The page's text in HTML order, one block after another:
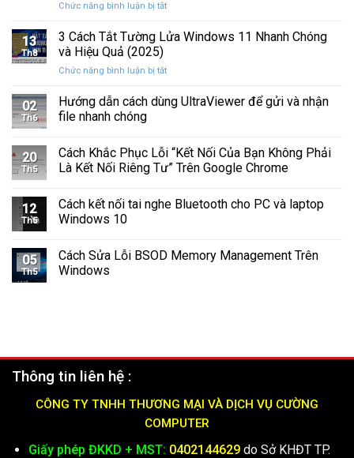
Cứng
Hỏng
Hình
Giác
Trên
C
Chức năng bình luận bị tắtở
Sửa
Âm
Khi
11
13
Th8
3 Cách Tắt Tường Lửa Windows 11 Nhanh Chóng
và Hiệu Quả (2025)
Chức năng bình luận bị tắtở
Cách
Tắt
Windows
11
và
02
Th6
Hướng dẫn cách dùng UltraViewer để gửi và nhận
file nhanh chóng
20
Th5
Cách Khắc Phục Lỗi “Kết Nối Của Bạn Không Phải
Là Kết Nối Riêng Tư” Trên Google Chrome
12
Th5
Cách kết nối tai nghe Bluetooth cho PC và laptop
Windows 10
05
Th5
Cách Sửa Lỗi BSOD Memory Management Trên
Windows
Thông tin liên hệ :
CÔNG TY TNHH THƯƠNG MẠI VÀ DỊCH VỤ CƯỜNG
COMPUTER
Giấy phép ĐKKD + MST: 0402144629do Sở KHĐT TP.